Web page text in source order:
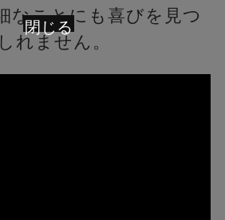
なことにも喜びを見つ
れません。
閉じる